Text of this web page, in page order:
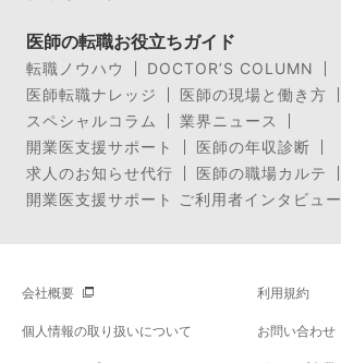
医師の転職お役立ちガイド
転職ノウハウ
DOCTOR’S COLUMN
医師転職ナレッジ
医師の現場と働き方
スペシャルコラム
業界ニュース
開業医支援サポート
医師の年収診断
求人のお知らせ代行
医師の職場カルテ
開業医支援サポート ご利用者インタビュー
会社概要 利用規約
個人情報の取り扱いについて お問い合わせ